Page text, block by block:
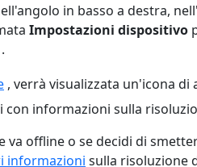
in basso a destra,
Impostazioni dispositivo
, verrà visualizzata un'icona di
informazioni sulla
va offline o se decidi di
informazioni sulla risoluzione